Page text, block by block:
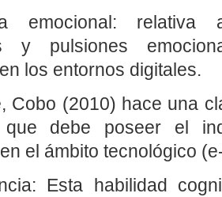
emocional:
y pulsiones
los entornos digitales.
Cobo (2010) hace una
que debe poseer el
el ámbito tecnológico
Esta habilidad